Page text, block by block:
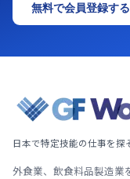
無料で会員登録する
日本で特定技能の仕事を探
外食業、飲食料品製造業